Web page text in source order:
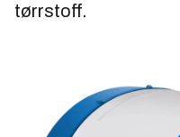
tørrstoff.